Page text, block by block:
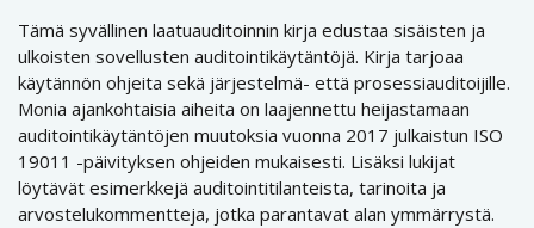
Tämä syvällinen laatuauditoinnin kirja edustaa sisäisten ja
ulkoisten sovellusten auditointikäytäntöjä. Kirja tarjoaa
käytännön ohjeita sekä järjestelmä- että prosessiauditoijille.
Monia ajankohtaisia ​​aiheita on laajennettu heijastamaan
auditointikäytäntöjen muutoksia vuonna 2017 julkaistun ISO
19011 -päivityksen ohjeiden mukaisesti. Lisäksi lukijat
löytävät esimerkkejä auditointitilanteista, tarinoita ja
arvostelukommentteja, jotka parantavat alan ymmärrystä.